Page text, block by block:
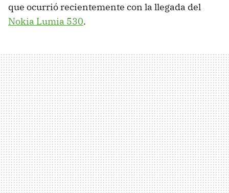
que ocurrió recientemente con la llegada del
Nokia Lumia 530.